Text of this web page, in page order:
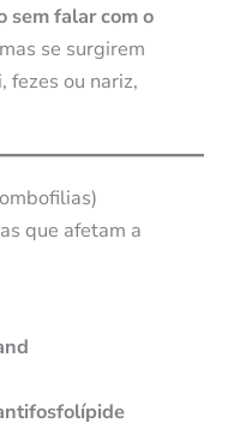
sem falar com o
se surgirem
fezes ou nariz,
que afetam a